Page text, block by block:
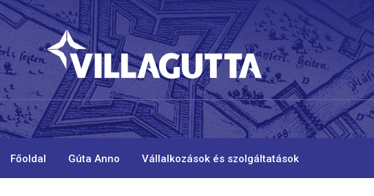
Főoldal Gúta Anno Vállalkozások és szolgáltatások